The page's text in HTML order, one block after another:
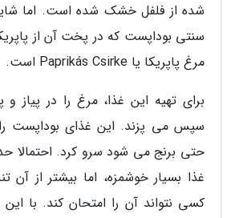
شده از فلفل خشک شده است. اما
سنتی بوداپست که در پخت آن از
مرغ پاپریکا یا Paprikás Csirke است.
برای تهیه این غذا، مرغ را در پیاز و
سپس می پزند. این غذای بوداپست را
حتی برنج می شود سرو کرد. احتمالا
غذا بسیار خوشمزه، اما بیشتر از
کسی نتواند آن را امتحان کند. با این